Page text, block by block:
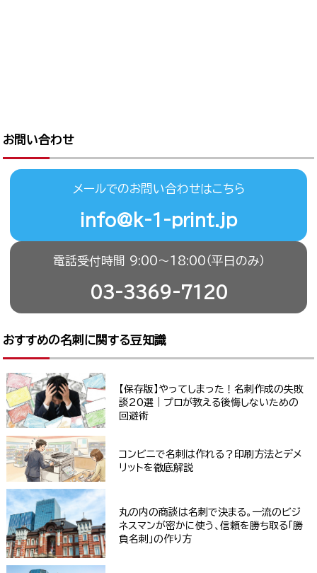
お問い合わせ
メールでのお問い合わせはこちら
info@k-1-print.jp
電話受付時間 9:00〜18:00（平日のみ）
03-3369-7120
おすすめの名刺に関する豆知識
【保存版】やってしまった！名刺作成の失敗
談20選｜プロが教える後悔しないための
回避術
コンビニで名刺は作れる？印刷方法とデメ
リットを徹底解説
丸の内の商談は名刺で決まる。一流のビジ
ネスマンが密かに使う、信頼を勝ち取る「勝
負名刺」の作り方